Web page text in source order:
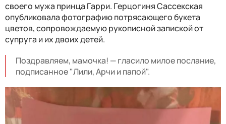
своего мужа принца Гарри. Герцогиня Сассекская
опубликовала фотографию потрясающего букета
цветов, сопровождаемую рукописной запиской от
супруга и их двоих детей.
Поздравляем, мамочка! — гласило милое послание,
подписанное "Лили, Арчи и папой".